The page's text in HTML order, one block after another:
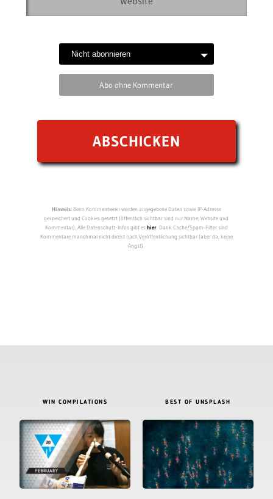
Abo ohne Kommentar
Hinweis:Beim Kommentieren werden angegebene Daten sowie IP-Adresse
gespeichert und Cookies gesetzt (öffentlich sichtbar sind nur Name, Website und
Kommentar). Alle Datenschutz-Infos gibt eshier. Dank Cache/Spam-Filter sind
Kommentare manchmal nicht direkt nach Veröffentlichung sichtbar (aber da, keine
Angst).
WIN COMPILATIONS BEST OF UNSPLASH